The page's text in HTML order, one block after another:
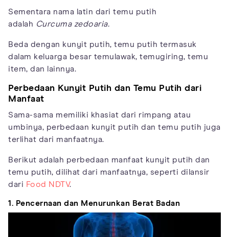
Sementara nama latin dari temu putih
adalah Curcuma zedoaria.
Beda dengan kunyit putih, temu putih termasuk
dalam keluarga besar temulawak, temugiring, temu
item, dan lainnya.
Perbedaan Kunyit Putih dan Temu Putih dari
Manfaat
Sama-sama memiliki khasiat dari rimpang atau
umbinya, perbedaan kunyit putih dan temu putih juga
terlihat dari manfaatnya.
Berikut adalah perbedaan manfaat kunyit putih dan
temu putih, dilihat dari manfaatnya, seperti dilansir
dari Food NDTV.
1. Pencernaan dan Menurunkan Berat Badan